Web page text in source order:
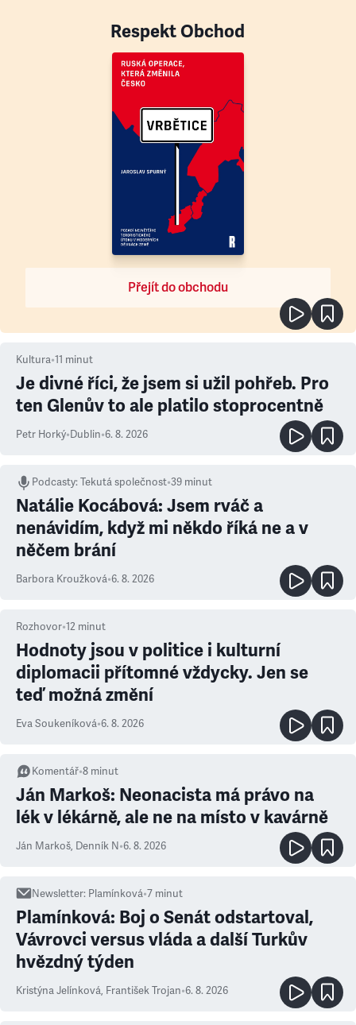
Respekt Obchod
Přejít do obchodu
Kultura•11 minut
Je divné říci, že jsem si užil pohřeb. Pro
ten Glenův to ale platilo stoprocentně
Petr Horký•Dublin•6. 8. 2026
Podcasty:Tekutá společnost•39 minut
Natálie Kocábová: Jsem rváč a
nenávidím, když mi někdo říká ne a v
něčem brání
Barbora Kroužková•6. 8. 2026
Rozhovor•12 minut
Hodnoty jsou v politice i kulturní
diplomacii přítomné vždycky. Jen se
teď možná změní
Eva Soukeníková•6. 8. 2026
Komentář•8 minut
Ján Markoš: Neonacista má právo na
lék v lékárně, ale ne na místo v kavárně
Ján Markoš, Denník N•6. 8. 2026
Newsletter: Plamínková•7 minut
Plamínková: Boj o Senát odstartoval,
Vávrovci versus vláda a další Turkův
hvězdný týden
Kristýna Jelínková, František Trojan•6. 8. 2026